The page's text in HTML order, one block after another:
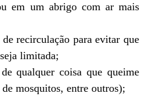
em um abrigo com ar mais
recirculação para evitar que
limitada;
qualquer coisa que queime
mosquitos, entre outros);